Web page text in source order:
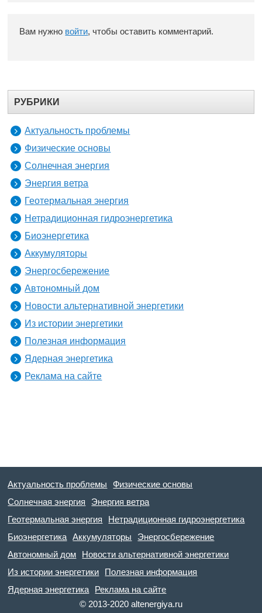
Вам нужно войти, чтобы оставить комментарий.
РУБРИКИ
Актуальность проблемы
Физические основы
Солнечная энергия
Энергия ветра
Геотермальная энергия
Нетрадиционная гидроэнергетика
Биоэнергетика
Аккумуляторы
Энергосбережение
Автономный дом
Новости альтернативной энергетики
Из истории энергетики
Полезная информация
Ядерная энергетика
Реклама на сайте
Актуальность проблемы
Физические основы
Солнечная энергия
Энергия ветра
Геотермальная энергия
Нетрадиционная гидроэнергетика
Биоэнергетика
Аккумуляторы
Энергосбережение
Автономный дом
Новости альтернативной энергетики
Из истории энергетики
Полезная информация
Ядерная энергетика
Реклама на сайте
© 2013-2020 altenergiya.ru